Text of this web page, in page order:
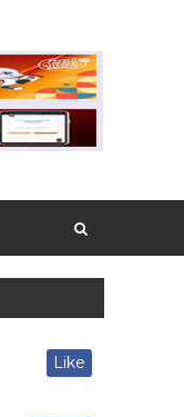
Like